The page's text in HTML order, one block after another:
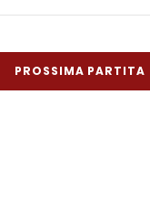
PROSSIMA PARTITA